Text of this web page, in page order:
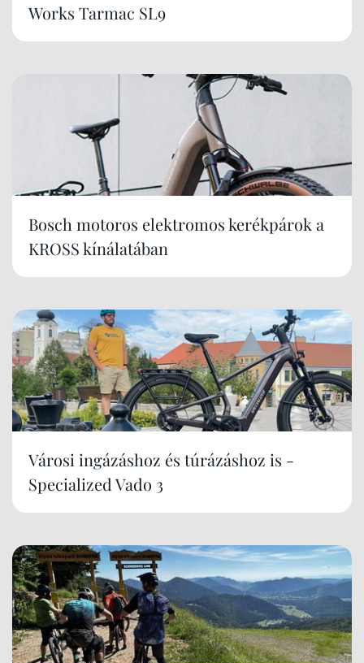
Works Tarmac SL9
Bosch motoros elektromos kerékpárok a
KROSS kínálatában
Városi ingázáshoz és túrázáshoz is -
Specialized Vado 3